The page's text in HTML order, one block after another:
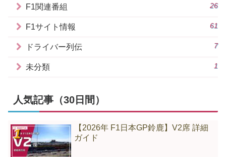
F1関連番組 26
F1サイト情報 61
ドライバー列伝 7
未分類 1
人気記事（30日間）
【2026年 F1日本GP鈴鹿】V2席 詳細
ガイド